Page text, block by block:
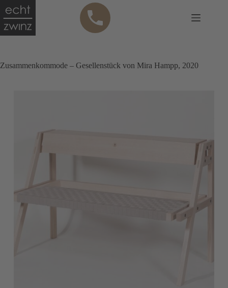
Inhalt
springen
Anru
fen
Zusammenkommode – Gesellenstück von Mira Hampp, 2020